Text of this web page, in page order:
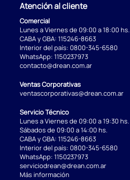
Atención al cliente
Comercial
Lunes a Viernes de 09:00 a 18:00 hs.
CABA y GBA: 115246-8663
Interior del país: 0800-345-6580
WhatsApp: 1150237973
contacto@drean.com.ar
Ventas Corporativas
ventascorporativas@drean.com.ar
Servicio Técnico
Lunes a Viernes de 09:00 a 19:30 hs.
Sábados de 09:00 a 14:00 hs.
CABA y GBA: 115246-8663
Interior del país: 0800-345-6580
WhatsApp: 1150237973
serviciodrean@drean.com.ar
Más información